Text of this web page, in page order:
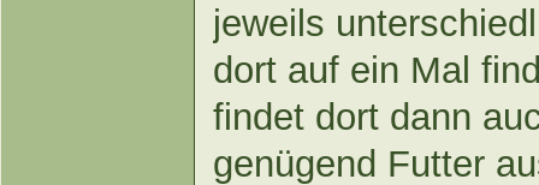
jeweils
dort auf ein Mal
findet dort dann
genügend Futter